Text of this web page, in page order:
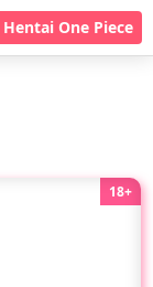
Hentai One Piece
18+